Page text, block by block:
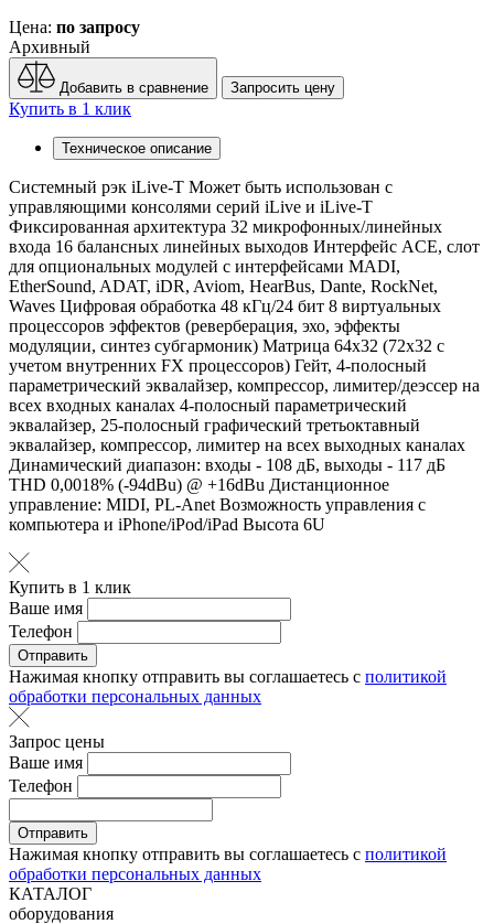
Цена: по запросу
Архивный
Добавить в сравнение Запросить цену
Купить в 1 клик
Техническое описание
Системный рэк iLive-T Может быть использован с
управляющими консолями серий iLive и iLive-T
Фиксированная архитектура 32 микрофонных/линейных
входа 16 балансных линейных выходов Интерфейс ACE, слот
для опциональных модулей с интерфейсами MADI,
EtherSound, ADAT, iDR, Aviom, HearBus, Dante, RockNet,
Waves Цифровая обработка 48 кГц/24 бит 8 виртуальных
процессоров эффектов (реверберация, эхо, эффекты
модуляции, синтез субгармоник) Матрица 64х32 (72х32 с
учетом внутренних FX процессоров) Гейт, 4-полосный
параметрический эквалайзер, компрессор, лимитер/деэссер на
всех входных каналах 4-полосный параметрический
эквалайзер, 25-полосный графический третьоктавный
эквалайзер, компрессор, лимитер на всех выходных каналах
Динамический диапазон: входы - 108 дБ, выходы - 117 дБ
THD 0,0018% (-94dBu) @ +16dBu Дистанционное
управление: MIDI, PL-Anet Возможность управления с
компьютера и iPhone/iPod/iPad Высота 6U
Купить в 1 клик
Ваше имя
Телефон
Отправить
Нажимая кнопку отправить вы соглашаетесь с политикой
обработки персональных данных
Запрос цены
Ваше имя
Телефон
Отправить
Нажимая кнопку отправить вы соглашаетесь с политикой
обработки персональных данных
КАТАЛОГ
оборудования